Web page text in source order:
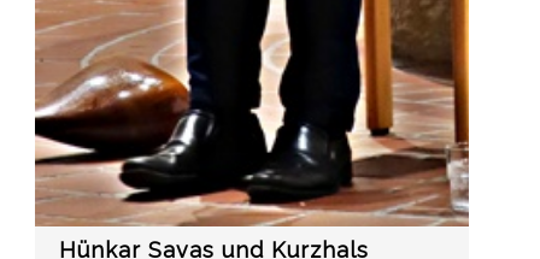
Hünkar Savas und Kurzhals